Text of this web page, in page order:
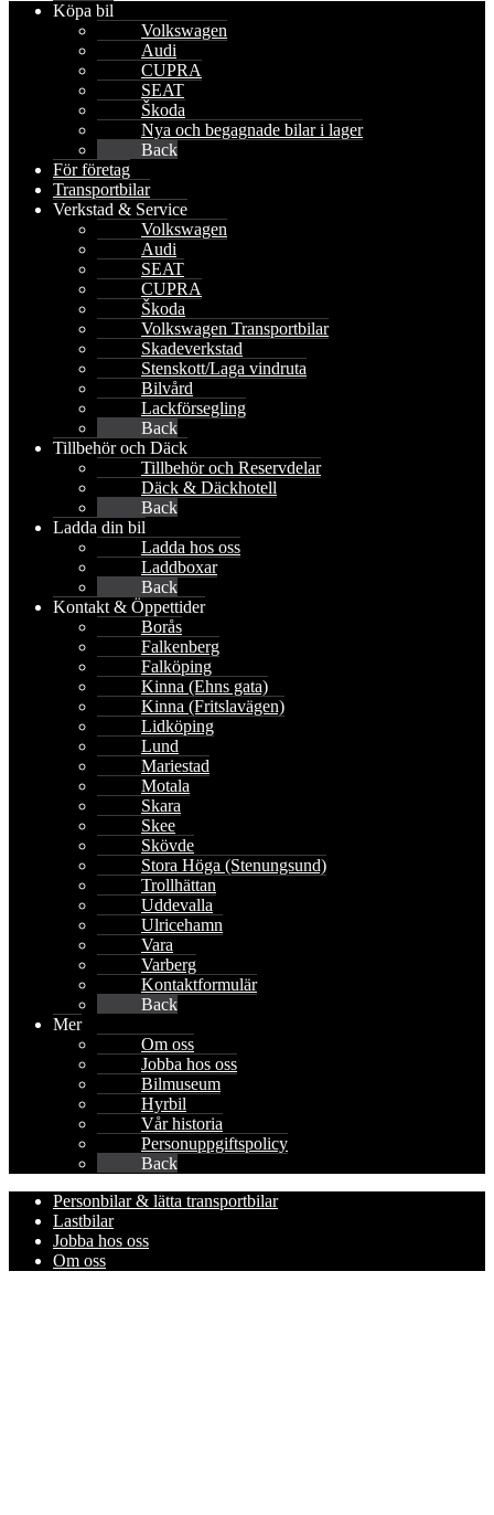
Köpa bil
Volkswagen
Audi
CUPRA
SEAT
Škoda
Nya och begagnade bilar i lager
Back
För företag
Transportbilar
Verkstad & Service
Volkswagen
Audi
SEAT
CUPRA
Škoda
Volkswagen Transportbilar
Skadeverkstad
Stenskott/Laga vindruta
Bilvård
Lackförsegling
Back
Tillbehör och Däck
Tillbehör och Reservdelar
Däck & Däckhotell
Back
Ladda din bil
Ladda hos oss
Laddboxar
Back
Kontakt & Öppettider
Borås
Falkenberg
Falköping
Kinna (Ehns gata)
Kinna (Fritslavägen)
Lidköping
Lund
Mariestad
Motala
Skara
Skee
Skövde
Stora Höga (Stenungsund)
Trollhättan
Uddevalla
Ulricehamn
Vara
Varberg
Kontaktformulär
Back
Mer
Om oss
Jobba hos oss
Bilmuseum
Hyrbil
Vår historia
Personuppgiftspolicy
Back
Personbilar & lätta transportbilar
Lastbilar
Jobba hos oss
Om oss